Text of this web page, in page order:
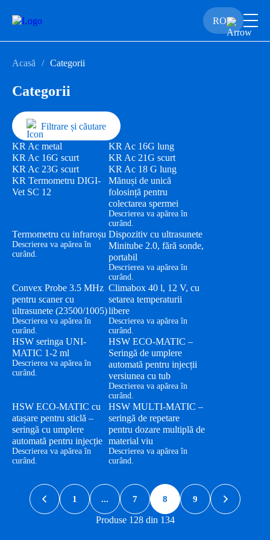
RO
Acasă Categorii
Categorii
Filtrare și căutare
KR Ac metal
KR Ac 16G lung
KR Ac 16G scurt
KR Ac 21G scurt
KR Ac 23G scurt
KR Ac 18 G lung
KR Termometru DIGI-
Vet SC 12
Mănuși de unică
folosință pentru
colectarea spermei
Descrierea va apărea în
curând.
Termometru cu infraroșu
Descrierea va apărea în
curând.
Dispozitiv cu ultrasunete
Minitube 2.0, fără sonde,
portabil
Descrierea va apărea în
curând.
Convex Probe 3.5 MHz
pentru scaner cu
ultrasunete (23500/1005)
Descrierea va apărea în
curând.
Climabox 40 l, 12 V, cu
setarea temperaturii
libere
Descrierea va apărea în
curând.
HSW seringa UNI-
MATIC 1-2 ml
Descrierea va apărea în
curând.
HSW ECO-MATIC –
Seringă de umplere
automată pentru injecții
versiunea cu tub
Descrierea va apărea în
curând.
HSW ECO-MATIC cu
atașare pentru sticlă –
seringă cu umplere
automată pentru injecție
Descrierea va apărea în
curând.
HSW MULTI-MATIC –
seringă de repetare
pentru dozare multiplă de
material viu
Descrierea va apărea în
curând.
1 ... 7 8 9
Produse 128 din 134